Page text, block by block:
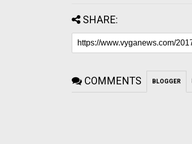
SHARE:
COMMENTS BLOGGER